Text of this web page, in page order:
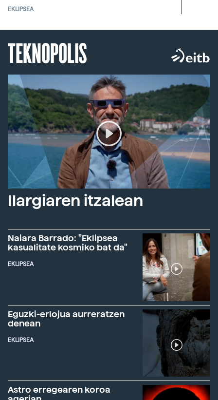
EKLIPSEA
TEKNOPOLIS
Ilargiaren itzalean
Naiara Barrado: "Eklipsea
kasualitate kosmiko bat da"
EKLIPSEA
Eguzki-erlojua aurreratzen
denean
EKLIPSEA
Astro erregearen koroa